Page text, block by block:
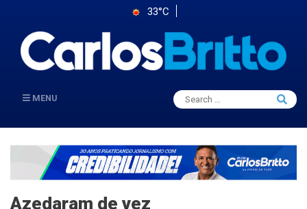
33°C
MENU
Search
for:
Search
Azedaram de vez